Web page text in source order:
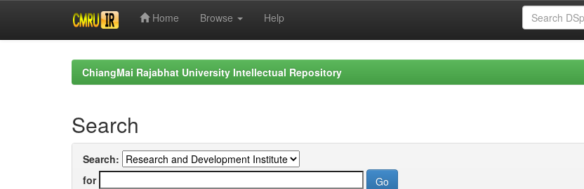
Home Browse Help
ChiangMai Rajabhat University Intellectual Repository
Search
Search:
for